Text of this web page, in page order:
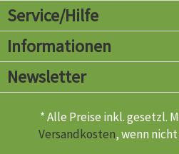
Service/Hilfe
Informationen
Newsletter
* Alle Preise inkl. gesetzl.
Versandkosten, wenn